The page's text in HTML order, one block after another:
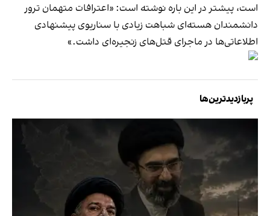
است، پیشتر در این باره نوشته است: «اعترافات متهمان ترور
دانشمندان هسته‌ای شباهت زیادی با سناریوی پیشنهادی
اطلاعاتی‌ها در ماجرای قتل‌های زنجیره‌ای داشت.»
پربازدیدترین‌ها